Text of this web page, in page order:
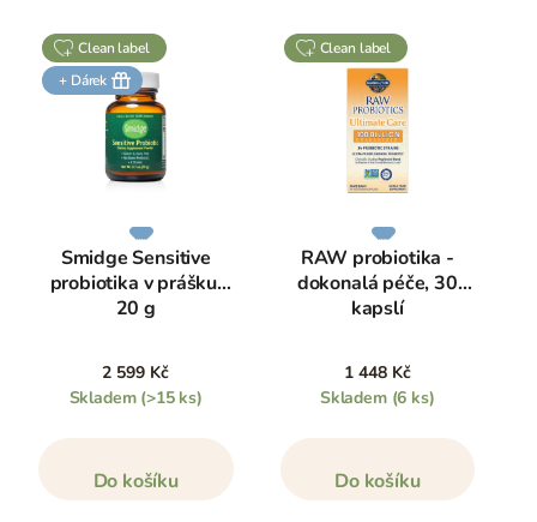
clean label
+ Dárek
Smidge Sensitive
probiotika v prášku,
20 g
2 599 Kč
Skladem (>15 ks)
Do košíku
clean label
RAW probiotika -
dokonalá péče, 30
kapslí
1 448 Kč
Skladem (6 ks)
Do košíku